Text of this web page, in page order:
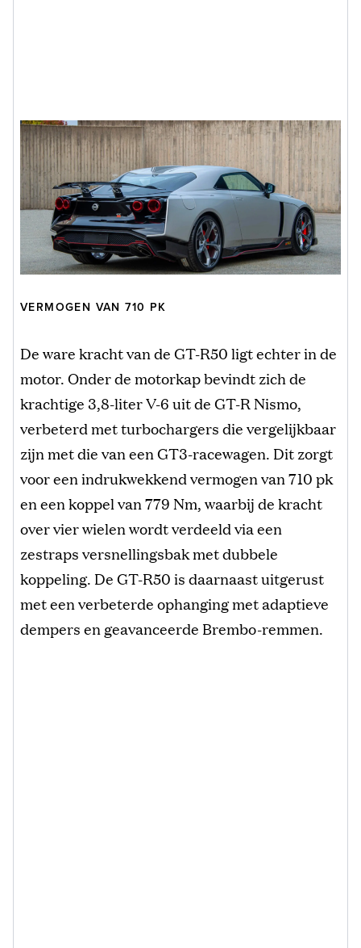
VERMOGEN VAN 710 PK
De ware kracht van de GT-R50 ligt echter in de
motor. Onder de motorkap bevindt zich de
krachtige 3,8-liter V-6 uit de GT-R Nismo,
verbeterd met turbochargers die vergelijkbaar
zijn met die van een GT3-racewagen. Dit zorgt
voor een indrukwekkend vermogen van 710 pk
en een koppel van 779 Nm, waarbij de kracht
over vier wielen wordt verdeeld via een
zestraps versnellingsbak met dubbele
koppeling. De GT-R50 is daarnaast uitgerust
met een verbeterde ophanging met adaptieve
dempers en geavanceerde Brembo-remmen.